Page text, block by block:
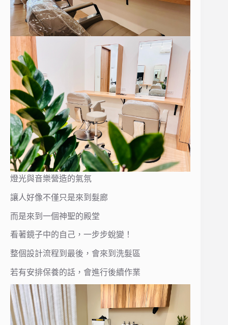
燈光與音樂營造的氣氛
讓人好像不僅只是來到髮廊
而是來到一個神聖的殿堂
看著鏡子中的自己，一步步蛻變！
整個設計流程到最後，會來到洗髮區
若有安排保養的話，會進行後續作業